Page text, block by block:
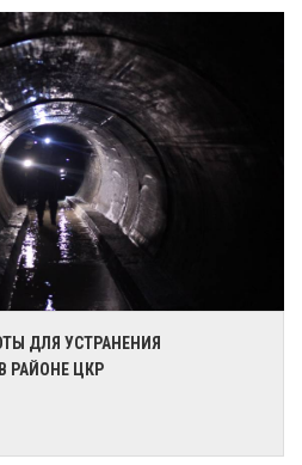
ДЛЯ УСТРАНЕНИЯ
РАЙОНЕ ЦКР